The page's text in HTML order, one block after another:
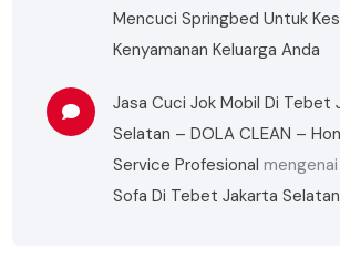
Mencuci Springbed Untuk
Kenyamanan Keluarga Anda
Jasa Cuci Jok Mobil Di Tebet
Selatan – DOLA CLEAN –
Service Profesional
Sofa Di Tebet Jakarta Selatan